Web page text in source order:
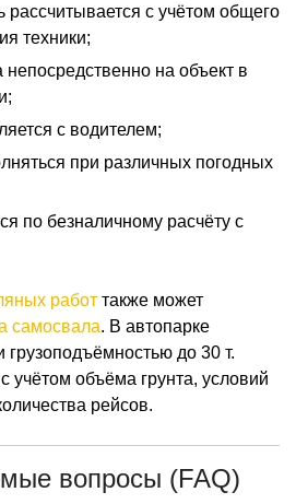
рассчитывается с учётом общего
техники;
на объект в
с водителем;
при различных погодных
по безналичному расчёту с
работ также может
самосвала. В автопарке
до 30 т.
учётом объёма грунта, условий
рейсов.
вопросы (FAQ)